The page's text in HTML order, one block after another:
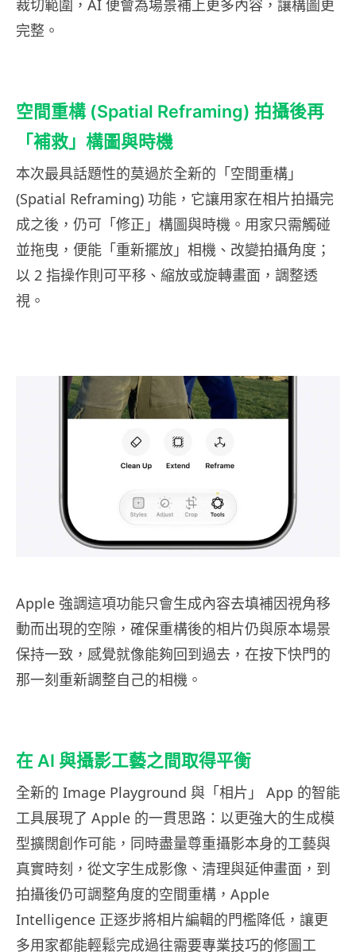
裁切範圍，AI 便會為場景補上更多內容，讓構圖更
完整。
空間重構 (Spatial Reframing) 拍攝後再
「補救」構圖與時機
本次最具話題性的莫過於全新的「空間重構」
(Spatial Reframing) 功能，它讓用家在相片拍攝完
成之後，仍可「修正」構圖與時機。用家只需觸碰
並拖曳，便能「重新擺放」相機、改變拍攝角度；
以 2 指操作則可平移、縮放或旋轉畫面，調整透
視。
Apple 強調這項功能只會生成內容去填補因視角移
動而出現的空隙，確保重構後的相片仍與原本場景
保持一致，感覺就像能夠回到過去，在按下快門的
那一刻重新調整自己的相機。
在 AI 與攝影工藝之間取得平衡
全新的 Image Playground 與「相片」 App 的智能
工具展現了 Apple 的一貫思路：以更強大的生成模
型擴闊創作可能，同時盡量尊重攝影本身的工藝與
真實時刻，從文字生成影像、清理與延伸畫面，到
拍攝後仍可調整角度的空間重構，Apple
Intelligence 正逐步將相片編輯的門檻降低，讓更
多用家都能輕鬆完成過往需要專業技巧的修圖工